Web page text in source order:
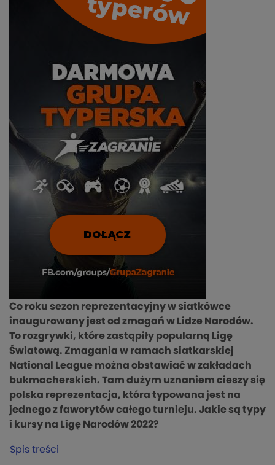
Co roku sezon reprezentacyjny w siatkówce
inaugurowany jest od zmagań w Lidze Narodów.
To rozgrywki, które zastąpiły popularną Ligę
Światową. Zmagania w ramach siatkarskiej
National League można obstawiać w zakładach
bukmacherskich. Tam dużym uznaniem cieszy się
polska reprezentacja, która typowana jest na
jednego z faworytów całego turnieju. Jakie są typy
i kursy na Ligę Narodów 2022?
Spis treści